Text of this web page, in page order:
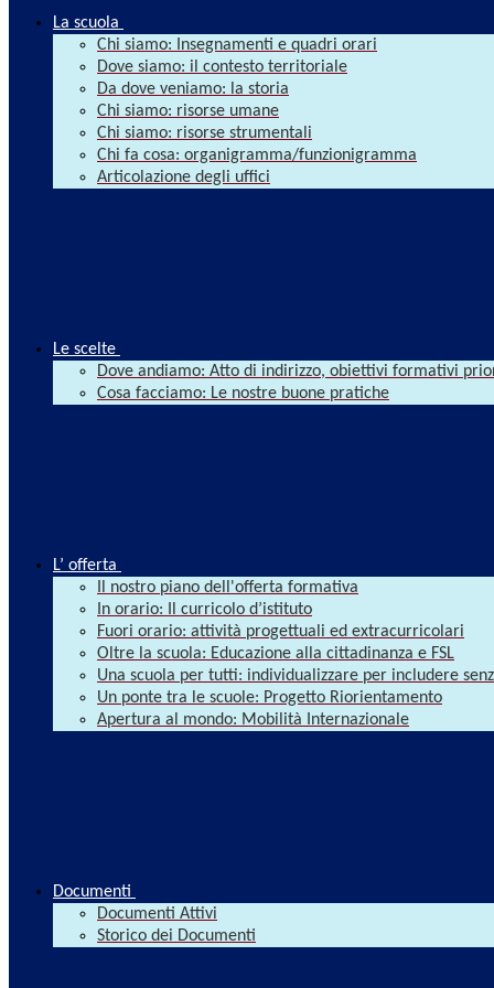
La scuola
Chi siamo: Insegnamenti e quadri orari
Dove siamo: il contesto territoriale
Da dove veniamo: la storia
Chi siamo: risorse umane
Chi siamo: risorse strumentali
Chi fa cosa: organigramma/funzionigramma
Articolazione degli uffici
Le scelte
Dove andiamo: Atto di indirizzo, obiettivi formativi
Cosa facciamo: Le nostre buone pratiche
L’ offerta
Il nostro piano dell'offerta formativa
In orario: Il curricolo d’istituto
Fuori orario: attività progettuali ed extracurricolari
Oltre la scuola: Educazione alla cittadinanza e FSL
Una scuola per tutti: individualizzare per includere
Un ponte tra le scuole: Progetto Riorientamento
Apertura al mondo: Mobilità Internazionale
Documenti
Documenti Attivi
Storico dei Documenti